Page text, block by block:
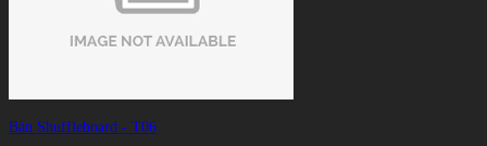
Bàn Shuffleboard - T06